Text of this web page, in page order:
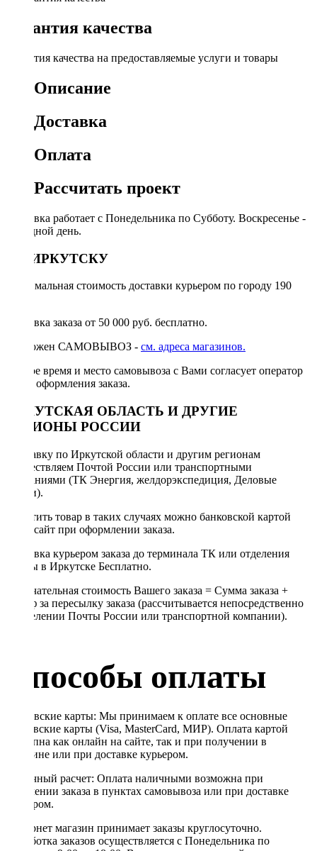
Гарантия качества
Гарантия качества на предоставляемые услуги и товары
Описание
Доставка
Оплата
Рассчитать проект
Доставка работает с Понедельника по Субботу. Воскресенье -
выходной день.
ПО ИРКУТСКУ
Минимальная стоимость доставки курьером по городу 190
Доставка заказа от 50 000 руб. бесплатно.
Возможен САМОВЫВОЗ - см. адреса магазинов.
Точное время и место самовывоза с Вами согласует оператор
после оформления заказа.
ИРКУТСКАЯ ОБЛАСТЬ И ДРУГИЕ
РЕГИОНЫ РОССИИ
Отправку по Иркутской области и другим регионам
осуществляем Почтой России или транспортными
компаниями (ТК Энергия, желдорэкспедиция, Деловые
линии).
Оплатить товар в таких случаях можно банковской картой
через сайт при оформлении заказа.
Доставка курьером заказа до терминала ТК или отделения
Почты в Иркутске Бесплатно.
Окончательная стоимость Вашего заказа = Сумма заказа +
Тариф за пересылку заказа (рассчитывается непосредственно
в отделении Почты России или транспортной компании).
Способы оплаты
Банковские карты: Мы принимаем к оплате все основные
банковские карты (Visa, MasterCard, МИР). Оплата картой
доступна как онлайн на сайте, так и при получении в
магазине или при доставке курьером.
Наличный расчет: Оплата наличными возможна при
получении заказа в пунктах самовывоза или при доставке
курьером.
Интернет магазин принимает заказы круглосуточно.
Обработка заказов осуществляется с Понедельника по